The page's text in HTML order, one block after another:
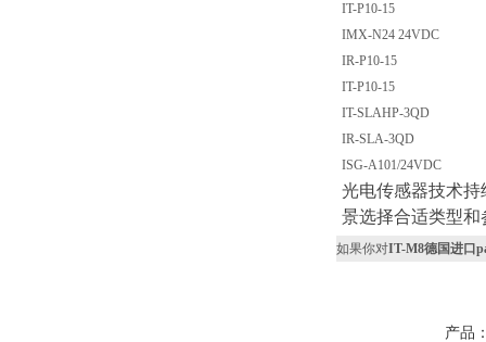
IT-P10-15
IMX-N24 24VDC
IR-P10-15
IT-P10-15
IT-SLAHP-3QD
IR-SLA-3QD
ISG-A101/24VDC
光电传感器技术
景选择合适类型和
如果你对IT-M8德国进口
产品